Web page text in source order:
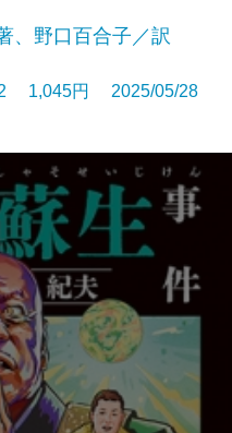
、野口百合子／訳
2 1,045円 2025/05/28